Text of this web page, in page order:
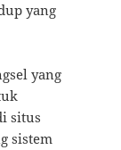
yang
yang
situs
sistem